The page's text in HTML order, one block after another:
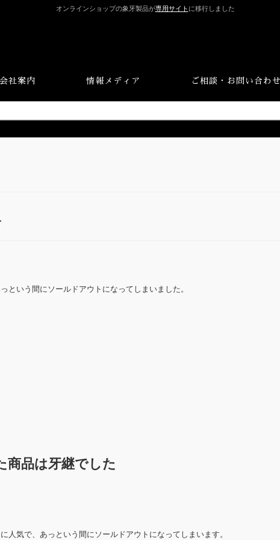
オンラインショップの象牙製品が専用サイト に移行しました
会社案内 情報メディア ご相談・お問い合わ
という間にソールドアウトになってしまいました。
商品は牙継でした
人気で、あっという間にソールドアウトになってしまいます。